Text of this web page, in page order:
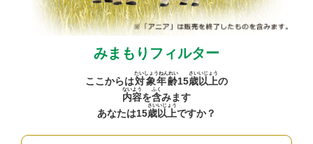
みまもりフィルター
ここからは対象年齢
たいしょうねんれい
15歳
さい
以上
いじょう
の
内容
ないよう
を含
ふく
みます
あなたは15歳
さい
以上
いじょう
ですか？